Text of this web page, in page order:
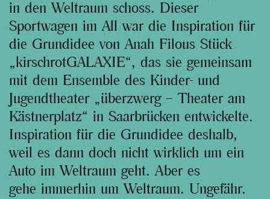
in den Weltraum schoss. Dieser
Sportwagen im All war die Inspiration für
die Grundidee von Anah Filous Stück
„kirschrotGALAXIE“, das sie gemeinsam
mit dem Ensemble des Kinder- und
Jugendtheater „überzwerg – Theater am
Kästnerplatz“ in Saarbrücken entwickelte.
Inspiration für die Grundidee deshalb,
weil es dann doch nicht wirklich um ein
Auto im Weltraum geht. Aber es
gehe immerhin um Weltraum. Ungefähr.